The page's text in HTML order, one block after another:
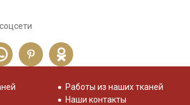
Работы из наших тканей
Наши контакты